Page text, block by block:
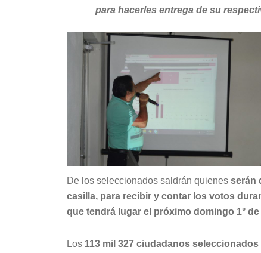
para hacerles entrega de su
De los seleccionados saldrán quienes serán
casilla, para recibir y contar los votos
que tendrá lugar el próximo domingo 1°
Los 113 mil 327 ciudadanos